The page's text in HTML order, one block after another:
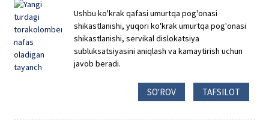
Ushbu ko'krak qafasi umurtqa pog'onasi
shikastlanishi, yuqori ko'krak umurtqa pog'onasi
shikastlanishi, servikal dislokatsiya
subluksatsiyasini aniqlash va kamaytirish uchun
javob beradi.
SO'ROV TAFSILOT